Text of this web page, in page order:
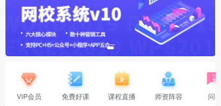
VIP会员 免费好课 课程直播 师资阵容 问